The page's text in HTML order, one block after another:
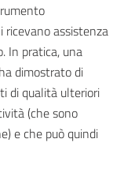
assistenza
In pratica, una
dimostrato di
di qualità ulteriori
(che sono
e che può quindi